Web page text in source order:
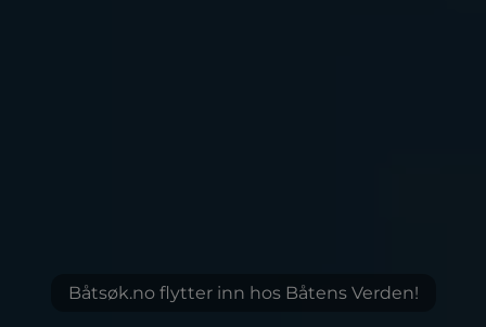
Båtsøk.no flytter inn hos Båtens Verden!